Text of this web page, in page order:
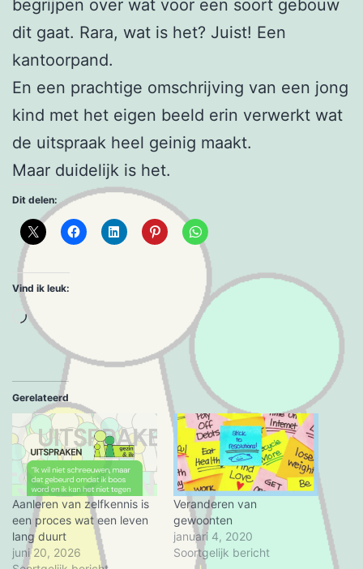
begrijpen over wat voor een soort gebouw
dit gaat. Rara, wat is het? Juist! Een
kantoorpand.
En een prachtige omschrijving van een jong
kind met het eigen beeld erin verwerkt wat
de uitspraak heel geinig maakt.
Maar duidelijk is het.
Dit delen:
Vind ik leuk:
Aan
het
laden...
Gerelateerd
Aanleren van zelfkennis is
een proces wat een leven
lang duurt
juni 20, 2026
Veranderen van
gewoonten
januari 4, 2020
Soortgelijk bericht